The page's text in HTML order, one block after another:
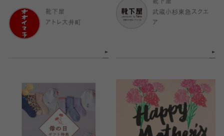
靴下屋
アトレ大井町
靴下屋
武蔵小杉東急スクエ
ア